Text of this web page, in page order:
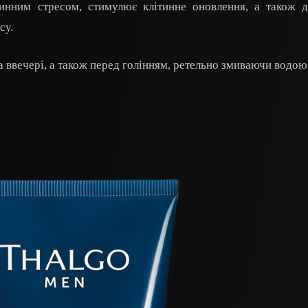
стресом, стимулює клітинне оновлення, а також
ввечері, а також перед голінням, ретельно змиваючи